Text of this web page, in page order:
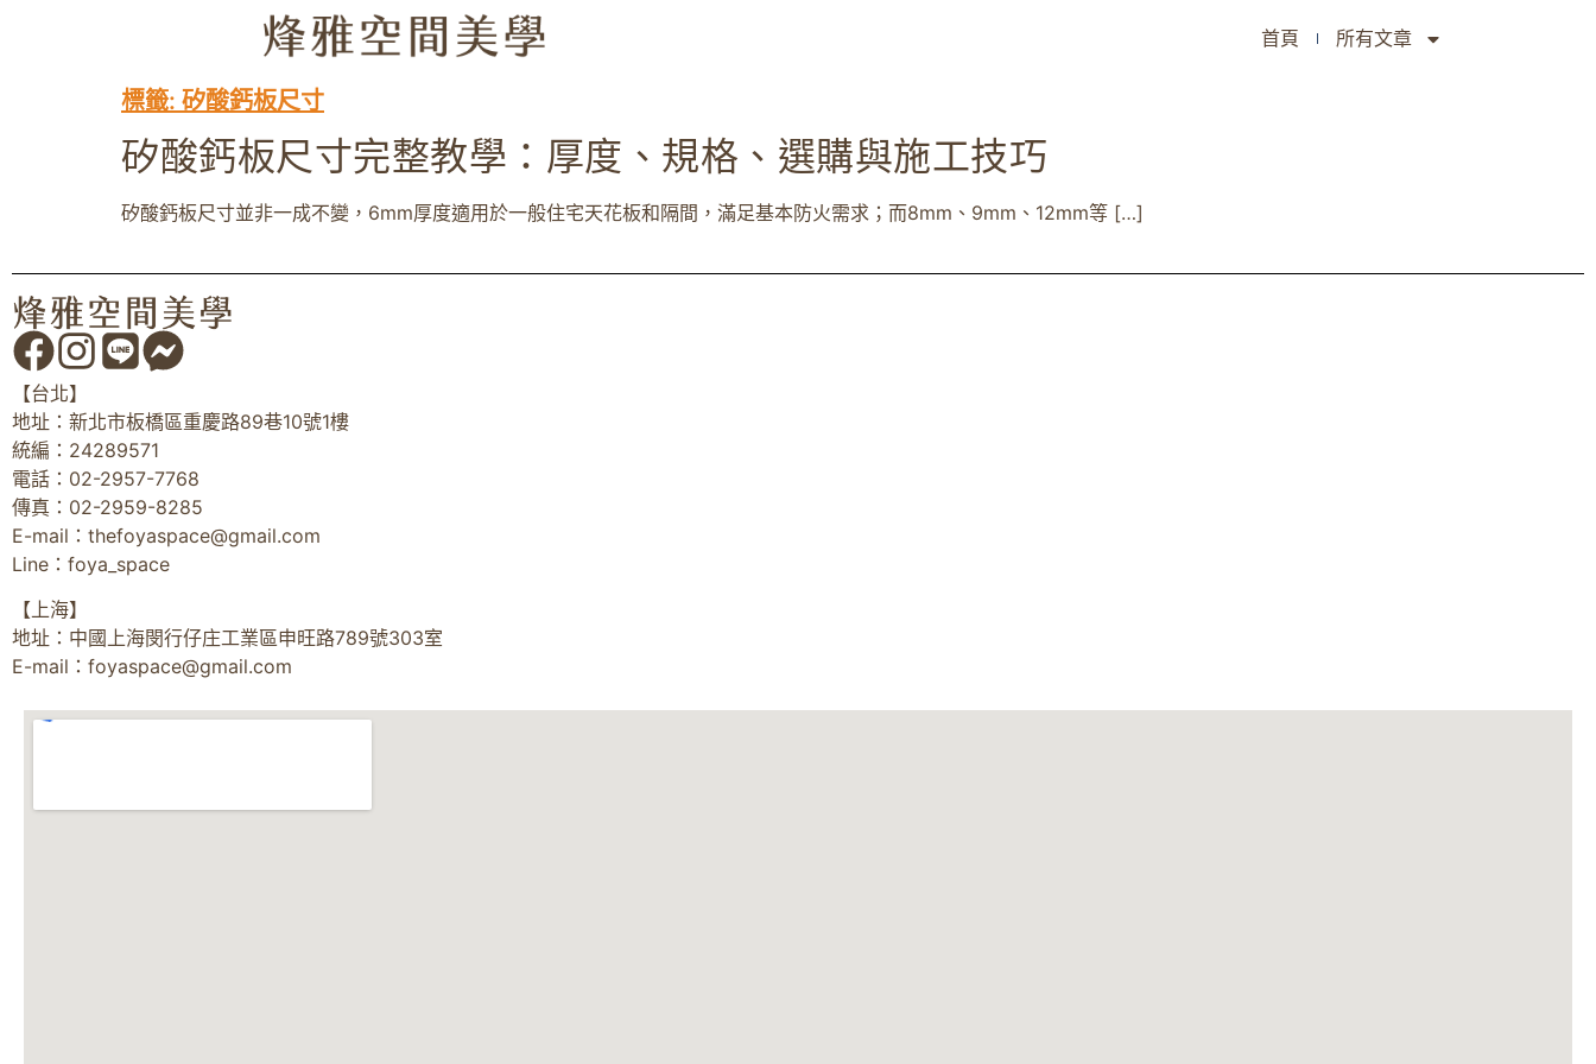
首頁 所有文章
標籤: 矽酸鈣板尺寸
矽酸鈣板尺寸完整教學：厚度、規格、選購與施工技巧
矽酸鈣板尺寸並非一成不變，6mm厚度適用於一般住宅天花板和隔間，滿足基本防火需求；而8mm、9mm、12mm等 […]
【台北】
地址：新北市板橋區重慶路89巷10號1樓
統編：24289571
電話：02-2957-7768
傳真：02-2959-8285
E-mail： thefoyaspace@gmail.com
Line：foya_space
【上海】
地址：中國上海閔行仔庄工業區申旺路789號303室
E-mail： foyaspace@gmail.com